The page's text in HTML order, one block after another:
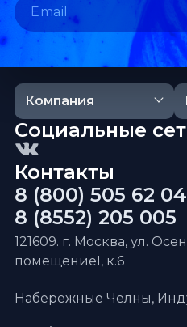
Компания
Контакты
8 (800) 505 62 04
8 (8552) 205 005
121609. г. Москва, ул.
помещениеI, к.6
Набережные Челны,
Социальные